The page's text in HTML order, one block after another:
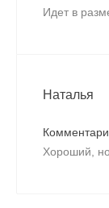
Идет в
Наталья
Хороший,